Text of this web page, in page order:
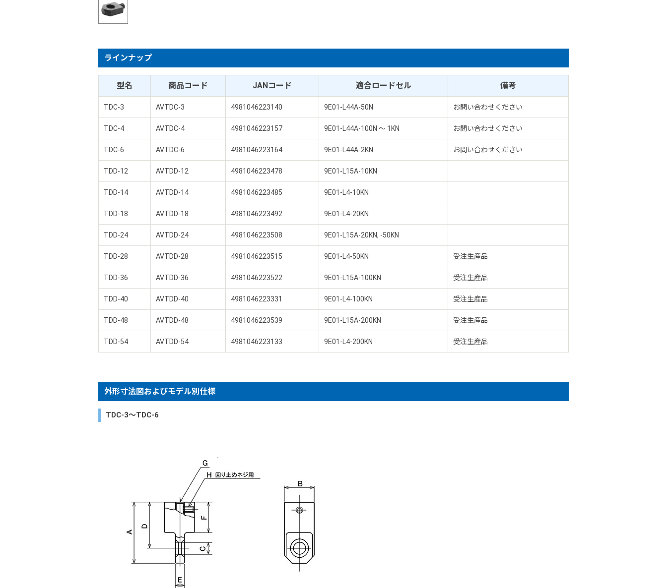
ラインナップ
型名 商品コード JANコード 適合ロードセル 備考
TDC-3 AVTDC-3 4981046223140 9E01-L44A-50N お問い合わせください
TDC-4 AVTDC-4 4981046223157 9E01-L44A-100N ～ 1KN お問い合わせください
TDC-6 AVTDC-6 4981046223164 9E01-L44A-2KN お問い合わせください
TDD-12 AVTDD-12 4981046223478 9E01-L15A-10KN
TDD-14 AVTDD-14 4981046223485 9E01-L4-10KN
TDD-18 AVTDD-18 4981046223492 9E01-L4-20KN
TDD-24 AVTDD-24 4981046223508 9E01-L15A-20KN, -50KN
TDD-28 AVTDD-28 4981046223515 9E01-L4-50KN 受注生産品
TDD-36 AVTDD-36 4981046223522 9E01-L15A-100KN 受注生産品
TDD-40 AVTDD-40 4981046223331 9E01-L4-100KN 受注生産品
TDD-48 AVTDD-48 4981046223539 9E01-L15A-200KN 受注生産品
TDD-54 AVTDD-54 4981046223133 9E01-L4-200KN 受注生産品
外形寸法図およびモデル別仕様
TDC-3～TDC-6